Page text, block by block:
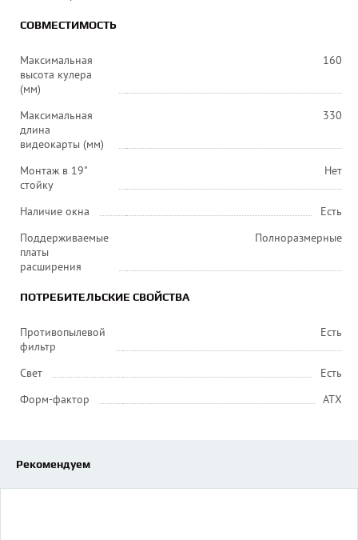
СОВМЕСТИМОСТЬ
Максимальная
высота кулера
(мм)
160
Максимальная
длина
видеокарты (мм)
330
Монтаж в 19"
стойку
Нет
Наличие окна
Есть
Поддерживаемые
платы
расширения
Полноразмерные
ПОТРЕБИТЕЛЬСКИЕ СВОЙСТВА
Противопылевой
фильтр
Есть
Свет
Есть
Форм-фактор
ATX
Рекомендуем